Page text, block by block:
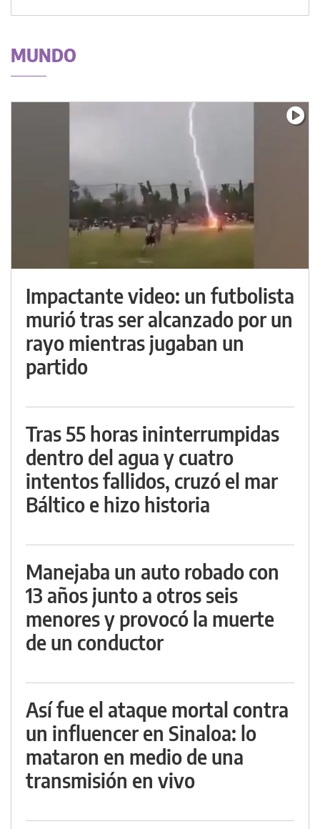
MUNDO
Impactante video: un futbolista
murió tras ser alcanzado por un
rayo mientras jugaban un
partido
Tras 55 horas ininterrumpidas
dentro del agua y cuatro
intentos fallidos, cruzó el mar
Báltico e hizo historia
Manejaba un auto robado con
13 años junto a otros seis
menores y provocó la muerte
de un conductor
Así fue el ataque mortal contra
un influencer en Sinaloa: lo
mataron en medio de una
transmisión en vivo